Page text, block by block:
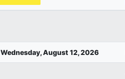
Wednesday, August 12, 2026